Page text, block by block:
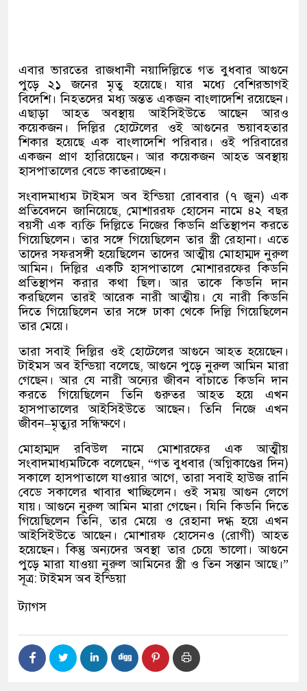
এবার ভারতের রাজধানী নয়াদিল্লিতে গত বুধবার আগুনে
পুড়ে ২১ জনের মৃতু হয়েছে। যার মধ্যে বেশিরভাগই
বিদেশি। নিহতদের মধ্য অন্তত একজন বাংলাদেশি রয়েছেন।
এছাড়া আহত অবস্থায় আইসিইউতে আছেন আরও
কয়েকজন। দিল্লির হোটেলের ওই আগুনের ভয়াবহতার
শিকার হয়েছে এক বাংলাদেশি পরিবার। ওই পরিবারের
একজন প্রাণ হারিয়েছেন। আর কয়েকজন আহত অবস্থায়
হাসপাতালের বেডে কাতরাচ্ছেন।
সংবাদমাধ্যম টাইমস অব ইন্ডিয়া রোববার (৭ জুন)এক
প্রতিবেদনে জানিয়েছে,মোশাররফ হোসেন নামে ৪২ বছর
বয়সী এক ব্যক্তি দিল্লিতে নিজের কিডনি প্রতিস্থাপন করতে
গিয়েছিলেন। তার সঙ্গে গিয়েছিলেন তার স্ত্রী রেহানা। এতে
তাদের সফরসঙ্গী হয়েছিলেন তাদের আত্মীয় মোহাম্মদ নুরুল
আমিন। দিল্লির একটি হাসপাতালে মোশাররফের কিডনি
প্রতিস্থাপন করার কথা ছিল। আর তাকে কিডনি দান
করছিলেন তারই আরেক নারী আত্মীয়। যে নারী কিডনি
দিতে গিয়েছিলেন তার সঙ্গে ঢাকা থেকে দিল্লি গিয়েছিলেন
তার মেয়ে।
তারা সবাই দিল্লির ওই হোটেলের আগুনে আহত হয়েছেন।
টাইমস অব ইন্ডিয়া বলেছে,আগুনে পুড়ে নুরুল আমিন মারা
গেছেন। আর যে নারী অন্যের জীবন বাঁচাতে কিডনি দান
করতে গিয়েছিলেন তিনি গুরুতর আহত হয়ে এখন
হাসপাতালের আইসিইউতে আছেন। তিনি নিজে এখন
জীবন–মৃত্যুর সন্ধিক্ষণে।
মোহাম্মদ রবিউল নামে মোশারফের এক আত্মীয়
সংবাদমাধ্যমটিকে বলেছেন, “গত বুধবার (অগ্নিকাণ্ডের দিন)
সকালে হাসপাতালে যাওয়ার আগে,তারা সবাই হাউজ রানি
বেডে সকালের খাবার খাচ্ছিলেন। ওই সময় আগুন লেগে
যায়। আগুনে নুরুল আমিন মারা গেছেন। যিনি কিডনি দিতে
গিয়েছিলেন তিনি,তার মেয়ে ও রেহানা দগ্ধ হয়ে এখন
আইসিইউতে আছেন। মোশারফ হোসেনও (রোগী)আহত
হয়েছেন। কিন্তু অন্যদের অবস্থা তার চেয়ে ভালো। আগুনে
পুড়ে মারা যাওয়া নুরুল আমিনের স্ত্রী ও তিন সন্তান আছে।”
সূত্র:টাইমস অব ইন্ডিয়া
ট্যাগস